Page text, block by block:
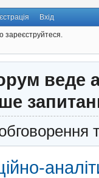
Вхід
зареєструйтеся.
веде